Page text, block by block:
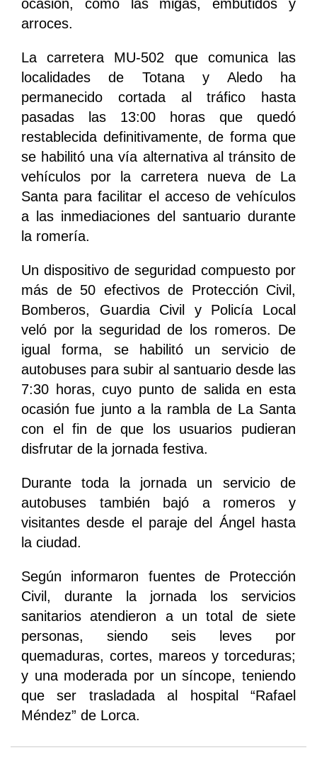
ocasión, como las migas, embutidos y
arroces.
La carretera MU-502 que comunica las
localidades de Totana y Aledo ha
permanecido cortada al tráfico hasta
pasadas las 13:00 horas que quedó
restablecida definitivamente, de forma que
se habilitó una vía alternativa al tránsito de
vehículos por la carretera nueva de La
Santa para facilitar el acceso de vehículos
a las inmediaciones del santuario durante
la romería.
Un dispositivo de seguridad compuesto por
más de 50 efectivos de Protección Civil,
Bomberos, Guardia Civil y Policía Local
veló por la seguridad de los romeros. De
igual forma, se habilitó un servicio de
autobuses para subir al santuario desde las
7:30 horas, cuyo punto de salida en esta
ocasión fue junto a la rambla de La Santa
con el fin de que los usuarios pudieran
disfrutar de la jornada festiva.
Durante toda la jornada un servicio de
autobuses también bajó a romeros y
visitantes desde el paraje del Ángel hasta
la ciudad.
Según informaron fuentes de Protección
Civil, durante la jornada los servicios
sanitarios atendieron a un total de siete
personas, siendo seis leves por
quemaduras, cortes, mareos y torceduras;
y una moderada por un síncope, teniendo
que ser trasladada al hospital “Rafael
Méndez” de Lorca.